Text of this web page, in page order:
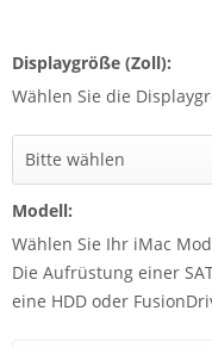
Displaygröße (Zoll):
Wählen Sie die
Modell:
Wählen Sie Ihr iMac
Die Aufrüstung einer
eine HDD oder